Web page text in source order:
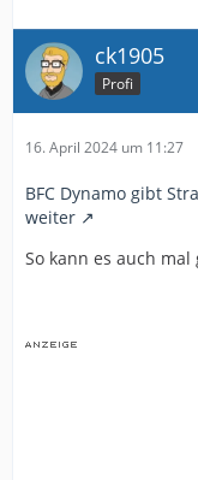
ck1905
Profi
16. April 2024 um 11:27
BFC Dynamo gibt
weiter
So kann es auch mal